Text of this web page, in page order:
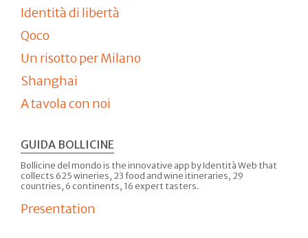
Identità di libertà
Qoco
Un risotto per Milano
Shanghai
A tavola con noi
GUIDA BOLLICINE
Bollicine del mondo is the innovative app by Identità Web that
collects 625 wineries, 23 food and wine itineraries, 29
countries, 6 continents, 16 expert tasters.
Presentation